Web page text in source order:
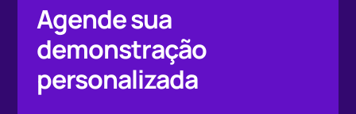
Agende sua
demonstração
personalizada